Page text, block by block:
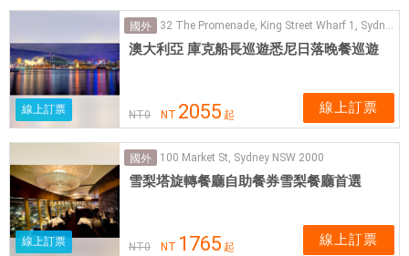
線上訂票
國外 32 The Promenade, King Street Wharf 1, Sydney
澳大利亞 庫克船長巡遊悉尼日落晚餐巡遊
NT0 NT 2055 起 線上訂票
線上訂票
國外 100 Market St, Sydney NSW 2000
雪梨塔旋轉餐廳自助餐券雪梨餐廳首選
NT0 NT 1765 起 線上訂票